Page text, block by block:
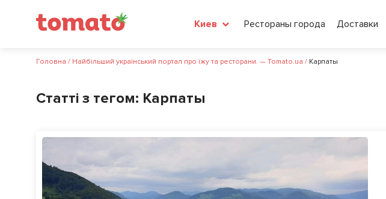
Киев Рестораны города Доставки
Головна / Найбільший український портал про їжу та ресторани. — Tomato.ua / Карпаты
Статті з тегом: Карпаты